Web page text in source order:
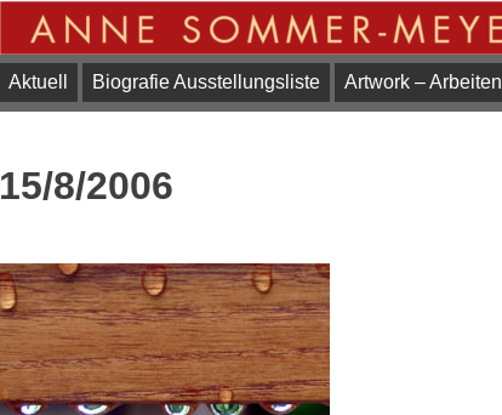
Aktuell Biografie Ausstellungsliste Artwork – Arbeiten
15/8/2006